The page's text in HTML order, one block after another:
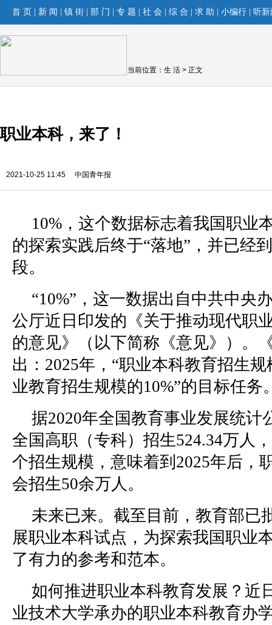
首 页 新 闻 |镇 街 |部 门 |专 题 |社 会 |综 合 |求 助 |小编行 |听新
当前位置： 生 活 > 正文
职业本科，来了！
2021-10-25 11:45 中国青年报
10%，这个数据标志着我国职业
的探索实践后终于“落地”，并已经
段。
“10%”，这一数据出自中共中央
公厅近日印发的《关于推动现代职
的意见》（以下简称《意见》）。
出：2025年，“职业本科教育招生
业教育招生规模的10%”的目标任务
据2020年全国教育事业发展统计
全国高职（专科）招生524.34万人
个招生规模，意味着到2025年后，
会招生50余万人。
未来已来。截至目前，教育部已
展职业本科试点，为探索我国职业
了有力的参考和范本。
如何推进职业本科教育发展？近
业技术大学承办的职业本科教育办